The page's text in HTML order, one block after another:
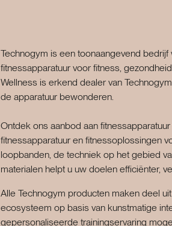
Technogym is een toonaangevend
fitnessapparatuur voor fitness,
Wellness is erkend dealer van
de apparatuur bewonderen.
Ontdek ons aanbod aan
fitnessapparatuur en fitnessoplossingen
loopbanden, de techniek op het gebied
materialen helpt u uw doelen efficiënter,
Alle Technogym producten maken deel
ecosysteem op basis van kunstmatige
gepersonaliseerde trainingservaring